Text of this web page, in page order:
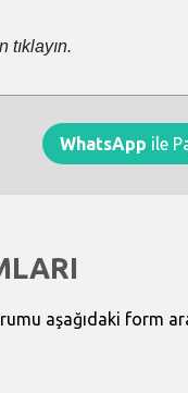
tıklayın.
WhatsApp ile
aşağıdaki form